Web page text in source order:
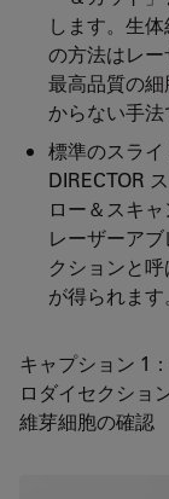
します。生
の方法はレー
最高品質の
からない手法
標準のスラ
DIRECTOR
ロー＆スキ
レーザーア
クションと
が得られます
キャプション 1
ロダイセクシ
維芽細胞の確認